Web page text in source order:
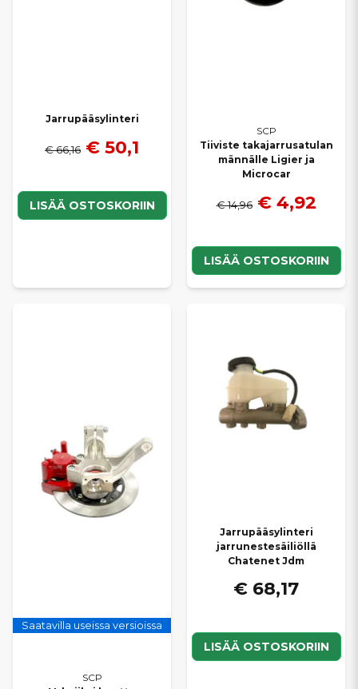
Jarrupääsylinteri
€ 66,16 € 50,1
LISÄÄ OSTOSKORIIN
SCP
Tiiviste takajarrusatulan
männälle Ligier ja
Microcar
€ 14,96 € 4,92
LISÄÄ OSTOSKORIIN
Saatavilla useissa versioissa
SCP
Jarrupääsylinteri
jarrunestesäiliöllä
Chatenet Jdm
€ 68,17
LISÄÄ OSTOSKORIIN